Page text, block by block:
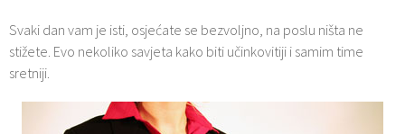
Svaki dan vam je isti, osjećate se bezvoljno, na poslu ništa ne
stižete. Evo nekoliko savjeta kako biti učinkovitiji i samim time
sretniji.